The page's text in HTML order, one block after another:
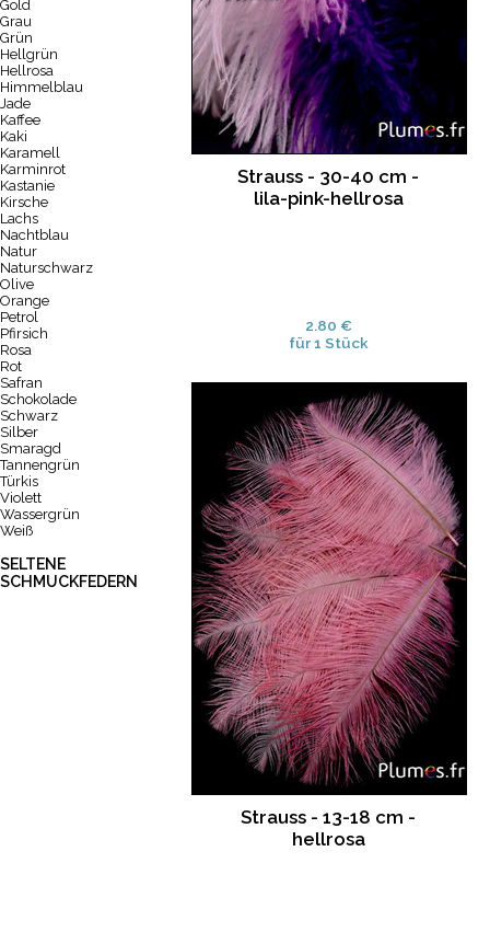
Gold
Grau
Grün
Hellgrün
Hellrosa
Himmelblau
Jade
Kaffee
Kaki
Karamell
Karminrot
Kastanie
Kirsche
Lachs
Nachtblau
Natur
Naturschwarz
Olive
Orange
Petrol
Pfirsich
Rosa
Rot
Safran
Schokolade
Schwarz
Silber
Smaragd
Tannengrün
Türkis
Violett
Wassergrün
Weiß
SELTENE
SCHMUCKFEDERN
Strauss - 30-40 cm -
lila-pink-hellrosa
2.80 €
für 1 Stück
Strauss - 13-18 cm -
hellrosa